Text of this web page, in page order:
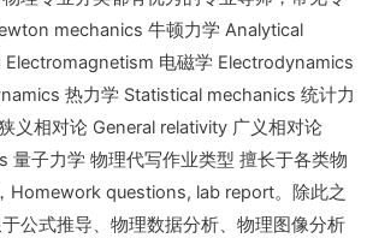
mechanics 牛顿力学 Analytical
电磁学 Electrodynamics
热力学 Statistical mechanics 统计力
义相对论 General relativity 广义相对论
量子力学 物理代写作业类型 擅长于各类物
Homework questions, lab report。除此之
公式推导、物理数据分析、物理图像分析